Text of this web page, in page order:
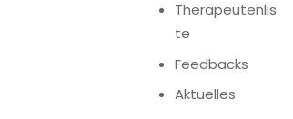
Therapeutenlis
te
Feedbacks
Aktuelles